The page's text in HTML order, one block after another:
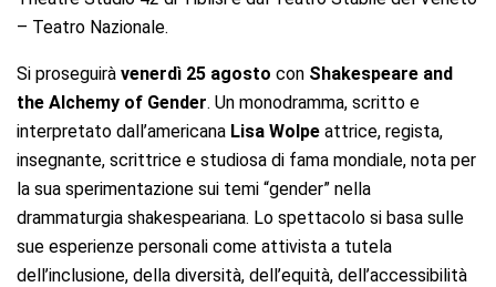
– Teatro Nazionale.
Si proseguirà venerdì 25 agosto con Shakespeare and
the Alchemy of Gender. Un monodramma, scritto e
interpretato dall’americana Lisa Wolpe attrice, regista,
insegnante, scrittrice e studiosa di fama mondiale, nota per
la sua sperimentazione sui temi “gender” nella
drammaturgia shakespeariana. Lo spettacolo si basa sulle
sue esperienze personali come attivista a tutela
dell’inclusione, della diversità, dell’equità, dell’accessibilità